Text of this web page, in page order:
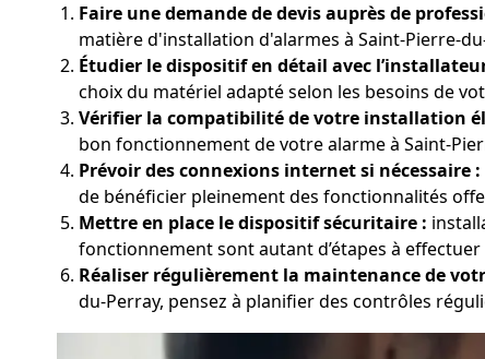
Faire une demande de devis auprès de
matière d'installation d'alarmes à Saint-Pierre-
Étudier le dispositif en détail avec
choix du matériel adapté selon les besoins de
Vérifier la compatibilité de votre installation
bon fonctionnement de votre alarme à Saint-
Prévoir des connexions internet si nécessaire :
de bénéficier pleinement des fonctionnalités
Mettre en place le dispositif sécuritaire :
fonctionnement sont autant d’étapes à
Réaliser régulièrement la maintenance de
du-Perray, pensez à planifier des contrôles